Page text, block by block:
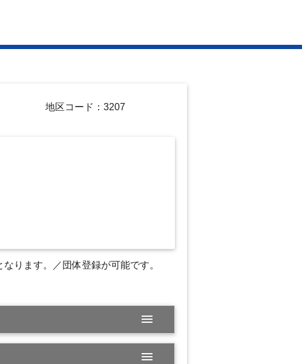
地区コード：3207
ります。／団体登録が可能です。
menu
menu